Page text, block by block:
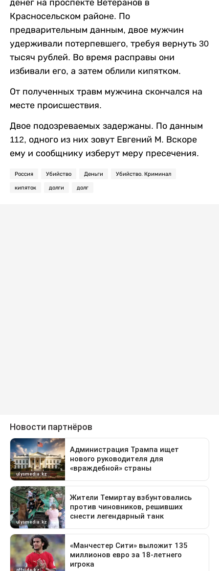
денег на проспекте Ветеранов в
Красносельском районе. По
предварительным данным, двое мужчин
удерживали потерпевшего, требуя вернуть 30
тысяч рублей. Во время расправы они
избивали его, а затем облили кипятком.
От полученных травм мужчина скончался на
месте происшествия.
Двое подозреваемых задержаны. По данным
112, одного из них зовут Евгений М. Вскоре
ему и сообщнику изберут меру пресечения.
Россия Убийство Деньги Убийство. Криминал
кипяток долги долг